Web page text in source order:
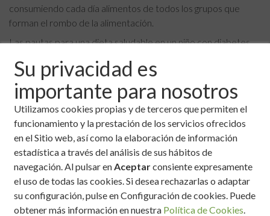
Su privacidad es
importante para nosotros
Utilizamos cookies propias y de terceros que permiten el
funcionamiento y la prestación de los servicios ofrecidos
en el Sitio web, así como la elaboración de información
estadística a través del análisis de sus hábitos de
navegación. Al pulsar enAceptarconsiente expresamente
el uso de todas las cookies. Si desea rechazarlas o adaptar
su configuración, pulse en Configuración de cookies. Puede
obtener más información en nuestra Política de Cookies.
consumiendo cada día alimentos de todos los grupos que
forman el rombo de la alimentación.
Las pautas para una dieta saludable en un niño con diabetes
Variedad:Cambiar diariamente al escoger entre los
diferentes tipos de alimentos que forman cada grupo de
las equivalencias.
Control del peso:En los niños con sobrepeso para su
edad no se debe restringir calorías de la dieta, sino
fomentar la actividad física, manteniendo una dieta
variada y equilibrada.
Moderación en la ingesta de la sal y bebidas
refrescantes.En la infancia nunca dar alcohol.